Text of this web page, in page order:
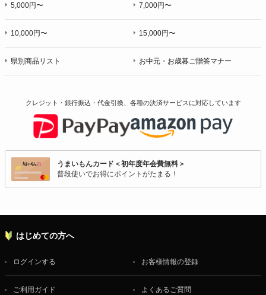
5,000円〜 7,000円〜
10,000円〜 15,000円〜
県別商品リスト お中元・お歳暮ご贈答マナー
クレジット・銀行振込・代金引換、各種の決済サービスに対応しています
うまいもんカード＜初年度年会費無料＞
普段使いでお得にポイントがたまる！
はじめての方へ
ログインする お客様情報の登録
ご利用ガイド よくあるご質問